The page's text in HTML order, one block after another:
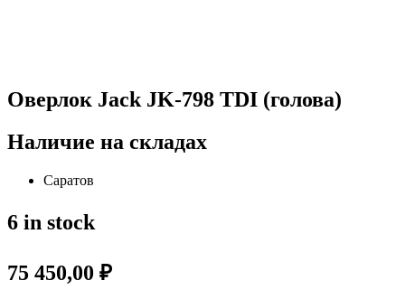
Оверлок Jack JK-798 TDI (голова)
Наличие на складах
Саратов
6 in stock
75 450,00 ₽